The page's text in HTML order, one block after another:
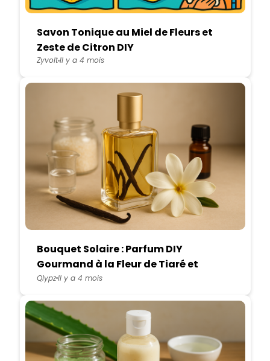
Savon Tonique au Miel de Fleurs et
Zeste de Citron DIY
ZyvoltIl y a 4 mois
Bouquet Solaire : Parfum DIY
Gourmand à la Fleur de Tiaré et
Vanille
QlypzIl y a 4 mois